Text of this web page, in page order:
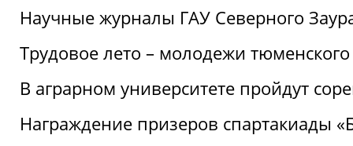
Научные журналы ГАУ Северного
Трудовое лето – молодежи
В аграрном университете пройдут
Награждение призеров спартакиады